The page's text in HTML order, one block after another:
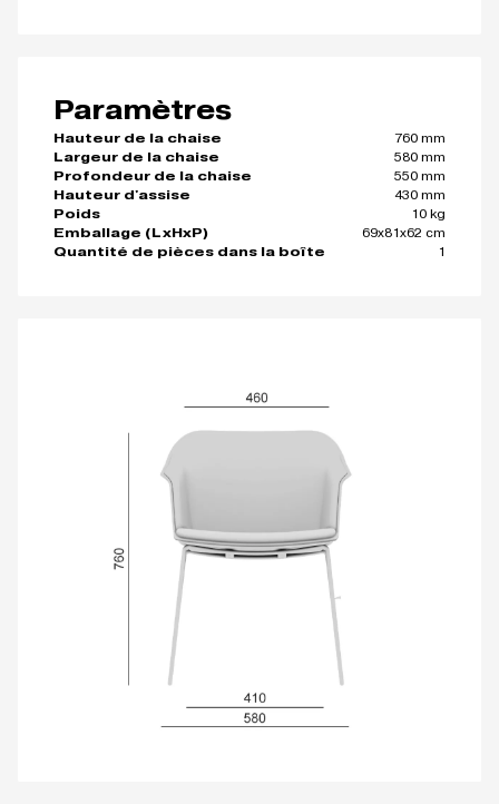
Paramètres
Hauteur de la chaise
760 mm
Largeur de la chaise
580 mm
Profondeur de la chaise
550 mm
Hauteur d'assise
430 mm
Poids
10 kg
Emballage (LxHxP)
69x81x62 cm
Quantité de pièces dans la boîte
1